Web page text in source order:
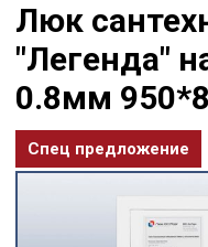
Люк
"Легенда"
0.8мм
Спец предложение